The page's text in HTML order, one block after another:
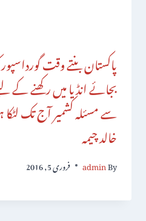
پاکستان بنتے وقت
بجائے انڈیا میں رکھنے کے
سے مسئلہ کشمیر آج تک
خالد چیمہ
By
admin فروری 5, 2016